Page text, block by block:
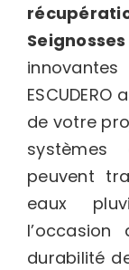
Seignosses
innovantes
ESCUDERO
de votre
systèmes
peuvent
eaux
l’occasion
durabilité